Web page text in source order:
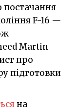
постачання
F-16 —
Martin
про
підготовки
на